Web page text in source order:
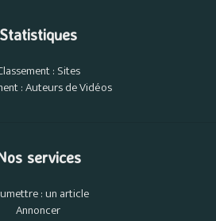
Statistiques
: Sites
: Auteurs de Vidéos
services
: un article
Annoncer